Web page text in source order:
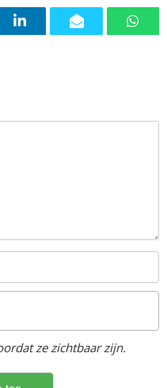
ze zichtbaar zijn.